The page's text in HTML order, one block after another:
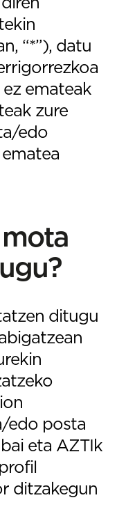
“*”), datu
emateak
zure
edo
ditugu
edo posta
eta AZTIk
ditzakegun